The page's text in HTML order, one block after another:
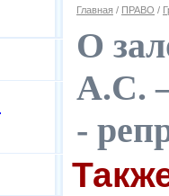
Главная / ПРАВО /
О
А.С.
-